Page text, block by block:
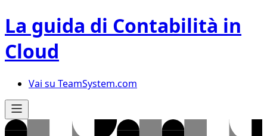
La guida di Contabilità in
Cloud
Vai su TeamSystem.com